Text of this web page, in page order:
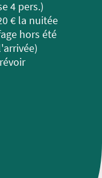
4 pers.)
€ la nuitée
hors été